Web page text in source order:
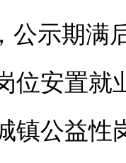
公示期满
位安置就
镇公益性